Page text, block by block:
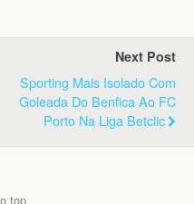
Next Post
Sporting Mais Isolado Com
Goleada Do Benfica Ao FC
Porto Na Liga Betclic
top